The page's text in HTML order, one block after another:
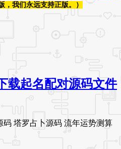
，我们永远支持正版。）
载起名配对源码文件
码 塔罗占卜源码 流年运势测算